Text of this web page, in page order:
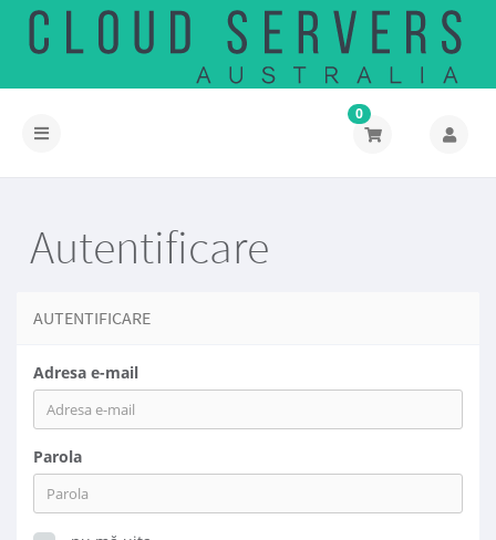
Navigare
0
Autentificare
AUTENTIFICARE
Adresa e-mail
Parola